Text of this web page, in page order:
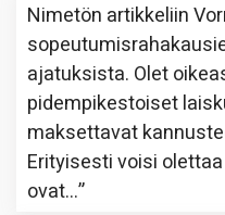
Nimetön artikkeliin
ajatuksista. Olet
pidempikestoiset
maksettavat
Erityisesti voisi
ovat…”